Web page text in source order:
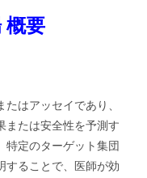
概要
はアッセイであり、
または安全性を予測す
特定のターゲット集団
することで、医師が効